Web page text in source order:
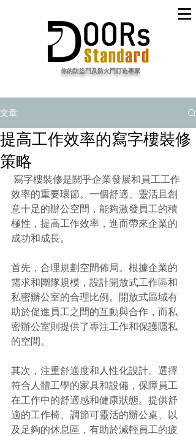
​你的防盜門及防火門訂造專家
文章
提高工作效率的寫字樓裝修
策略
寫字樓裝修是關乎企業發展和員工工作
效率的重要環節。一個舒適、靈活且創
意十足的辦公空間，能夠激發員工的積
極性，提高工作效率，進而帶來企業的
成功和成長。
首先，合理規劃空間佈局。根據企業的
需求和團隊規模，設計開放式工作區和
私密辦公室的合理比例。開放式區域有
助於促進員工之間的互動與合作，而私
密辦公室則提供了專注工作和保護隱私
的空間。
其次，注重舒適度和人性化設計。選擇
符合人體工學的家具和設備，保障員工
在工作中的舒適感和健康狀態。提供舒
適的工作椅、調節可靈活的辦公桌、以
及足夠的休息區，有助於減輕員工的疲